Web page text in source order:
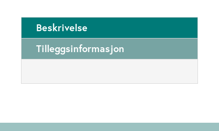
Beskrivelse
Tilleggsinformasjon